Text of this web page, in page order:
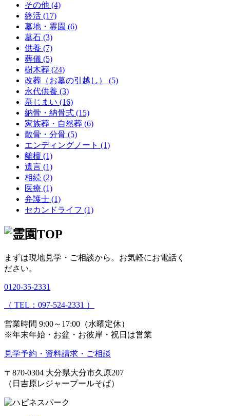
その他 (4)
終活 (17)
墓地・霊園 (6)
墓石 (3)
供養 (7)
葬儀 (5)
樹木葬 (24)
改葬（お墓の引越し） (5)
永代供養 (3)
墓じまい (16)
納骨・納骨式 (15)
家族葬・自然葬 (6)
散骨・分骨 (5)
エンディングノート (1)
離檀 (1)
遺言 (1)
相続 (2)
医療 (1)
弁護士 (1)
セカンドライフ (1)
まずは現地見学・ご相談から。 お気軽にお電話く
ださい。
0120-35-2331
（ TEL：097-524-2331 ）
営業時間 9:00～17:00（水曜定休）
※年末年始・お盆・お彼岸・祝日は営業
見学予約・資料請求・ご相談
〒870-0304 大分県大分市久原207
（日吉原レジャープールそば）